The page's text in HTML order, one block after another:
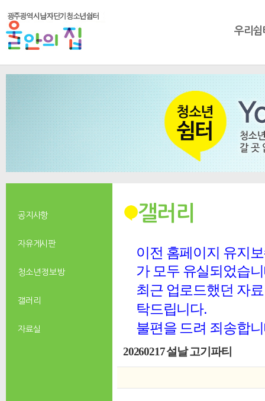
우리쉼
공지사항
자유게시판
청소년 정보방
갤러리
자료실
갤러리
이전 홈페이지 유지
가 모두 유실되었습
최근 업로드했던 자
탁드립니다.
불편을 드려 죄송합
20260217 설날 고기파티